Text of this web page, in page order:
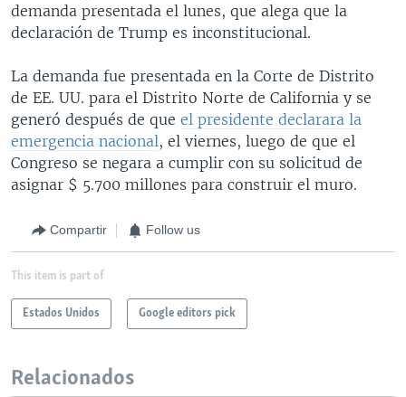
demanda presentada el lunes, que alega que la
declaración de Trump es inconstitucional.
La demanda fue presentada en la Corte de Distrito
de EE. UU. para el Distrito Norte de California y se
generó después de que el presidente declarara la
emergencia nacional, el viernes, luego de que el
Congreso se negara a cumplir con su solicitud de
asignar $ 5.700 millones para construir el muro.
Compartir Follow us
This item is part of
Estados Unidos Google editors pick
Relacionados